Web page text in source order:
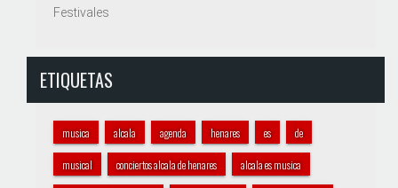
Festivales
ETIQUETAS
musica alcala agenda henares es de
musical conciertos alcala de henares alcala es musica